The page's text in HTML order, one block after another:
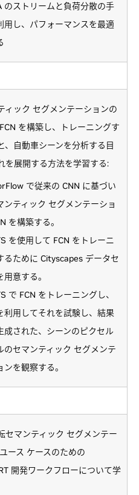
のストリームと負荷分散の手
用し、パフォーマンスを最適
ィック セグメンテーションの
を構築し、トレーニングす
、自動車シーンを分析する目
を展開する方法を学習する:
で従来の CNN に基づい
ンティック セグメンテーショ
を構築する。
を使用して FCN をトレーニ
るために Cityscapes データセ
用意する。
で FCN をトレーニングし、
利用してそれを試験し、結果
成された、シーンのピクセル
のセマンティック セグメンテ
ンを観察する。
セマンティック セグメンテー
ース ケースのための
開発ワークフローについて学